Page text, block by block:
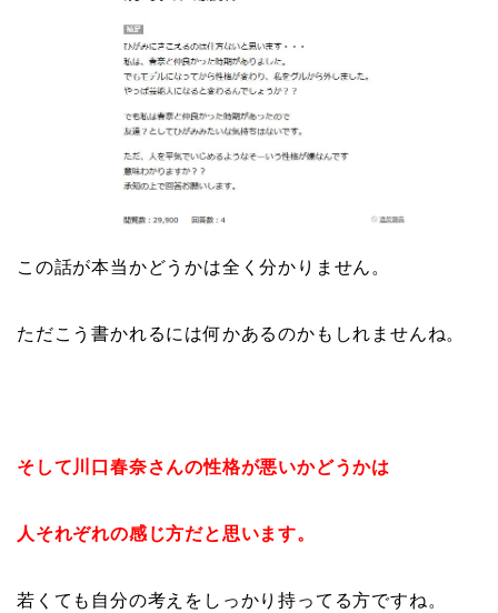
この話が本当かどうかは全く分かりません。
ただこう書かれるには何かあるのかもしれませんね。
そして川口春奈さんの性格が悪いかどうかは
人それぞれの感じ方だと思います。
若くても自分の考えをしっかり持ってる方ですね。